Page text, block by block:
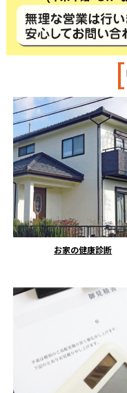
[
お家の健康診断